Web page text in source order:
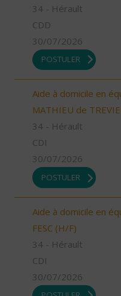
34 - Hérault
CDD
30/07/2026
POSTULER
Aide à domicile en
MATHIEU de
34 - Hérault
CDI
30/07/2026
POSTULER
Aide à domicile en
FESC (H/F)
34 - Hérault
CDI
30/07/2026